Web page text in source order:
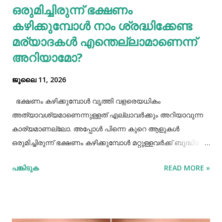
പുകവലിയും മദ്യപാനവും ശരീരത്തിന് മാരകരോഗങ്ങൾ മാ...
ഒരുമിച്ചിരുന്ന് ഭക്ഷണം
കഴിക്കുമ്പോൾ നാം ശ്രദ്ധിക്കേണ്ട
മര്യാദകൾ എന്തെല്ലാമാണെന്ന്
അറിയാമോ?
ജൂലൈ 11, 2026
ഭക്ഷണം കഴിക്കുമ്പോൾ വൃത്തി വളരെയധികം
അത്യാവശ്യമാണെന്നുള്ളത് എല്ലാവർക്കും അറിയാവുന്ന
കാര്യമാണല്ലോ. അപ്പോൾ പിന്നെ കുറെ ആളുകൾ
ഒരുമിച്ചിരുന്ന് ഭക്ഷണം കഴിക്കുമ്പോൾ മറ്റുള്ളവർക്ക് ബുദ്ധിമുട്ട്
ശ്രദ്ധിക്കേണ്ട ചില കാര്യങ്ങളുണ്ട്. ആദ്യമായി നമ്മൾ
പങ്കിടുക READ MORE »